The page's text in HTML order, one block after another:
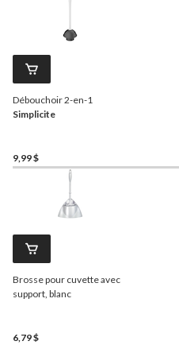
Débouchoir 2-en-1
Simplicite
9,99 $
Brosse pour cuvette avec
support, blanc
6,79 $